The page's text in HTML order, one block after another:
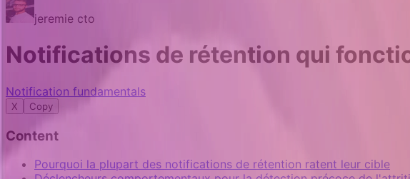
jeremie cto
Notifications de rétention qui
Notification fundamentals
X Copy
Content
Pourquoi la plupart des notifications de rétention ratent leur cible